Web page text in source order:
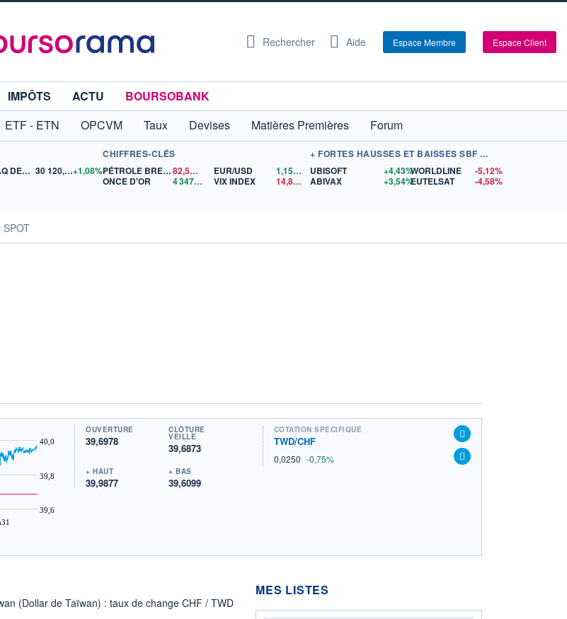
Rechercher Aide Espace Membre Espace Client
IMPÔTS ACTU
BOURSOBANK
ETF - ETN OPCVM Taux Devises Matières Premières
Forum
NASDAQ DEC26 30 120,25+1,08%
CHIFFRES-CLÉS
PÉTROLE BRENT
82,57$US
ONCE D'OR
4 347,86 $US
EUR/USD 1,1570
$US
VIX INDEX
14,83$US
+ FORTES HAUSSES ET BAISSES SBF 120
UBISOFT
+4,43%
ABIVAX
+3,54%
WORLDLINE
-5,12%
EUTELSAT
-4,58%
39,6
39,8
40,0
OUVERTURE
39,6978
CLÔTURE
VEILLE
39,6873
+ HAUT
39,9877
+ BAS
39,6099
COTATION SPÉCIFIQUE
TWD/CHF
0,0250 -0,75%
(Dollar de Taïwan) : taux de change CHF / TWD
MES LISTES